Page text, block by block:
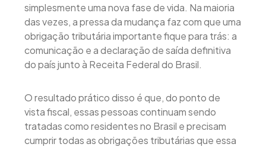
simplesmente uma nova fase de vida. Na maioria
das vezes, a pressa da mudança faz com que uma
obrigação tributária importante fique para trás: a
comunicação e a declaração de saída definitiva
do país junto à Receita Federal do Brasil.
O resultado prático disso é que, do ponto de
vista fiscal, essas pessoas continuam sendo
tratadas como residentes no Brasil e precisam
cumprir todas as obrigações tributárias que essa